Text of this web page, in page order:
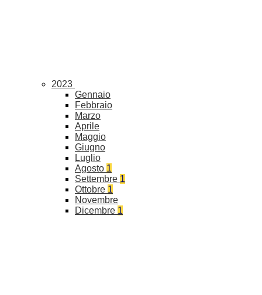
2023
Gennaio
Febbraio
Marzo
Aprile
Maggio
Giugno
Luglio
Agosto 1
Settembre 1
Ottobre 1
Novembre
Dicembre 1